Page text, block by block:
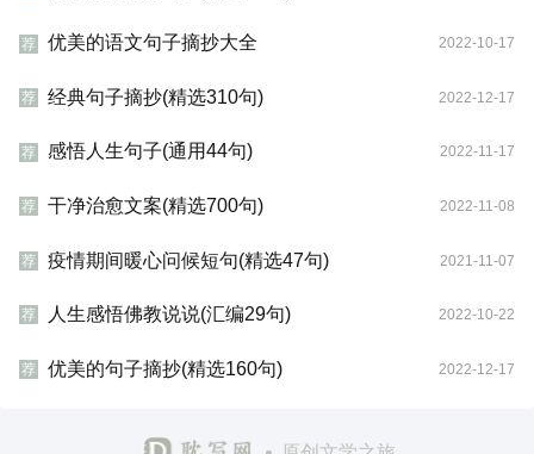
荐 优美的语文句子摘抄大全 2022-10-17
荐 经典句子摘抄(精选310句) 2022-12-17
荐 感悟人生句子(通用44句) 2022-11-17
荐 干净治愈文案(精选700句) 2022-11-08
荐 疫情期间暖心问候短句(精选47句) 2021-11-07
荐 人生感悟佛教说说(汇编29句) 2022-10-22
荐 优美的句子摘抄(精选160句) 2022-12-17